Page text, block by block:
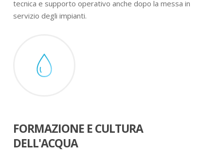
tecnica e supporto operativo anche dopo la messa in
servizio degli impianti.
FORMAZIONE E CULTURA
DELL'ACQUA